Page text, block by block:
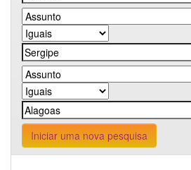
Iniciar uma nova pesquisa